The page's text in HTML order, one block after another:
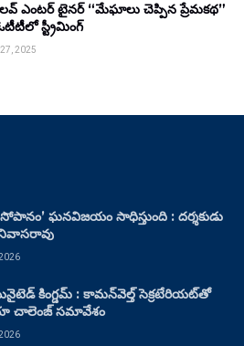
ఎంటర్ టైనర్ “మేఘాలు చెప్పిన ప్రేమకథ”
స్ట్రీమింగ్
27, 2025
ఘనవిజయం సాధిస్తుంది : దర్శకుడు
కింగ్డమ్ : కామన్‌వెల్త్ సెక్రటేరియట్‌తో
చాలెంజ్ సమావేశం